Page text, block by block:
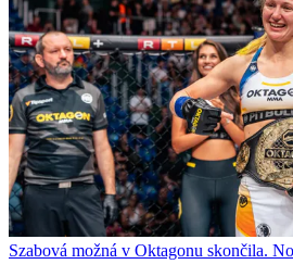
Szabová možná v Oktagonu skončila.